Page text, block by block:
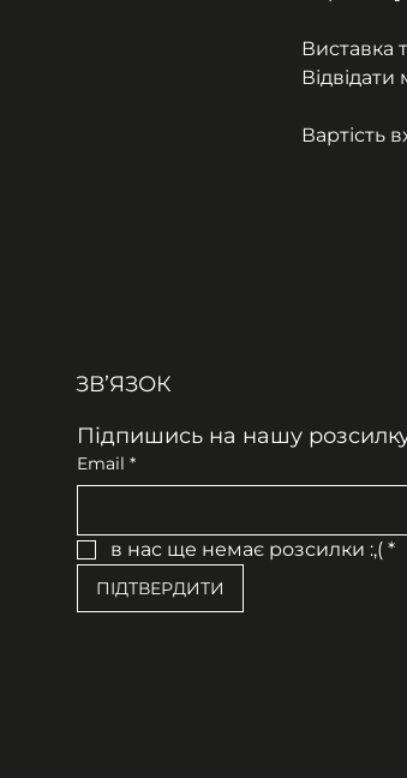
Виставка
Вартість
ЗВʼЯЗОК
Підпишись на нашу
Email *
в нас ще немає розсилки :,( *
ПІДТВЕРДИТИ